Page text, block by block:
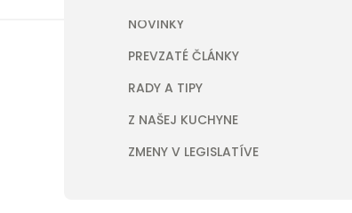
NOVINKY
PREVZATÉ ČLÁNKY
RADY A TIPY
Z NAŠEJ KUCHYNE
ZMENY V LEGISLATÍVE